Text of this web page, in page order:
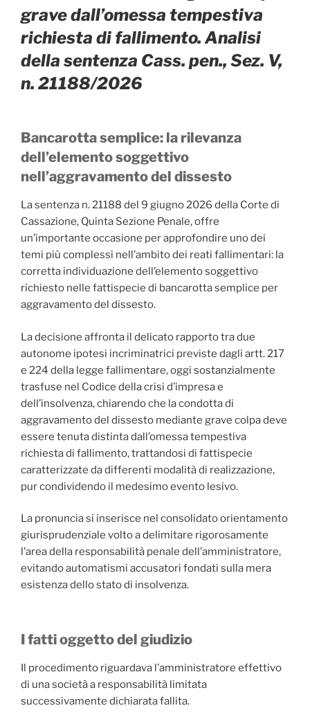
grave dall’omessa tempestiva
richiesta di fallimento. Analisi
della sentenza Cass. pen., Sez. V,
n. 21188/2026
Bancarotta semplice: la rilevanza
dell’elemento soggettivo
nell’aggravamento del dissesto
La sentenza n. 21188 del 9 giugno 2026 della Corte di
Cassazione, Quinta Sezione Penale, offre
un’importante occasione per approfondire uno dei
temi più complessi nell’ambito dei reati fallimentari: la
corretta individuazione dell’elemento soggettivo
richiesto nelle fattispecie di bancarotta semplice per
aggravamento del dissesto.
La decisione affronta il delicato rapporto tra due
autonome ipotesi incriminatrici previste dagli artt. 217
e 224 della legge fallimentare, oggi sostanzialmente
trasfuse nel Codice della crisi d’impresa e
dell’insolvenza, chiarendo che la condotta di
aggravamento del dissesto mediante grave colpa deve
essere tenuta distinta dall’omessa tempestiva
richiesta di fallimento, trattandosi di fattispecie
caratterizzate da differenti modalità di realizzazione,
pur condividendo il medesimo evento lesivo.
La pronuncia si inserisce nel consolidato orientamento
giurisprudenziale volto a delimitare rigorosamente
l’area della responsabilità penale dell’amministratore,
evitando automatismi accusatori fondati sulla mera
esistenza dello stato di insolvenza.
I fatti oggetto del giudizio
Il procedimento riguardava l’amministratore effettivo
di una società a responsabilità limitata
successivamente dichiarata fallita.